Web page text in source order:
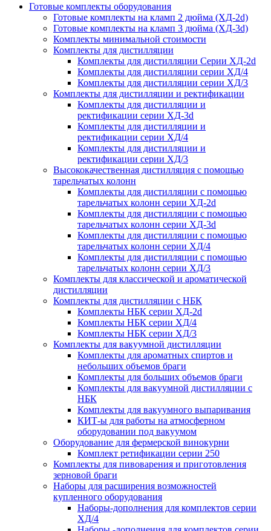
Готовые комплекты оборудования
Готовые комплекты на кламп 2 дюйма (ХД-2d)
Готовые комплекты на кламп 3 дюйма (ХД-3d)
Комплекты минимальной стоимости
Комплекты для дистилляции
Комплекты для дистилляции Серии ХД-2d
Комплекты для дистилляции серии ХД/4
Комплекты для дистилляции серии ХД/3
Комплекты для дистилляции и ректификации
Комплекты для дистилляции и
ректификации серии ХД-3d
Комплекты для дистилляции и
ректификации серии ХД/4
Комплекты для дистилляции и
ректификации серии ХД/3
Высококачественная дистилляция с помощью
тарельчатых колонн
Комплекты для дистилляции с помощью
тарельчатых колонн серии ХД-2d
Комплекты для дистилляции с помощью
тарельчатых колонн серии ХД-3d
Комплекты для дистилляции с помощью
тарельчатых колонн серии ХД/4
Комплекты для дистилляции с помощью
тарельчатых колонн серии ХД/3
Комплекты для классической и ароматической
дистилляции
Комплекты для дистилляции с НБК
Комплекты НБК серии ХД-2d
Комплекты НБК серии ХД/4
Комплекты НБК серии ХД/3
Комплекты для вакуумной дистилляции
Комплекты для ароматных спиртов и
небольших объемов браги
Комплекты для больших объемов браги
Комплекты для вакуумной дистилляции с
НБК
Комплекты для вакуумного выпаривания
КИТ-ы для работы на атмосферном
оборудовании под вакуумом
Оборудование для фермерской винокурни
Комплект ретификации серии 250
Комплекты для пивоварения и приготовления
зерновой браги
Наборы для расширения возможностей
купленного оборудования
Наборы-дополнения для комплектов серии
ХД/4